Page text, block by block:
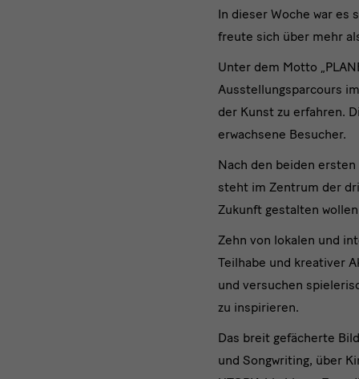
Über
100.000
und
Besucher:
der
Dresden
feiert
In dieser Woche war es
freute sich über mehr
Unter dem Motto
Ausstellungsparcours
der Kunst zu erfahren.
erwachsene Besucher.
Nach den beiden ersten
steht im Zentrum der
Zukunft gestalten
Zehn von lokalen und
Teilhabe und kreativer
und versuchen
zu inspirieren.
Das breit gefächerte
und Songwriting, über